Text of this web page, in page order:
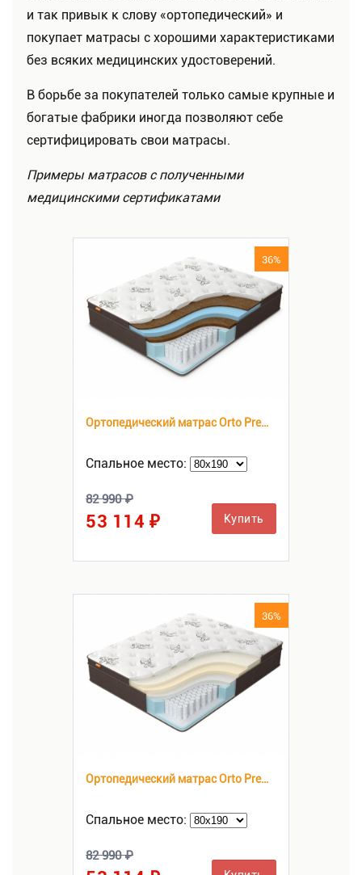
и так привык к слову «ортопедический» и
покупает матрасы с хорошими характеристиками
без всяких медицинских удостоверений.
В борьбе за покупателей только самые крупные и
богатые фабрики иногда позволяют себе
сертифицировать свои матрасы.
Примеры матрасов с полученными
медицинскими сертификатами
36%
Ортопедический матрас Orto Premium Hard
Спальное место:
82 990 ₽
53 114 ₽ Купить
36%
Ортопедический матрас Orto Premium Soft
Спальное место:
82 990 ₽